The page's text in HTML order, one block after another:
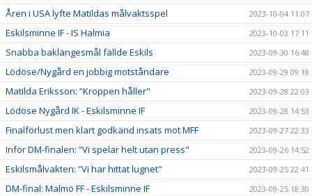
Åren i USA lyfte Matildas målvaktsspel 2023-10-04 11:07
Eskilsminne IF - IS Halmia 2023-10-03 17:11
Snabba baklängesmål fällde Eskils 2023-09-30 16:48
Lödöse/Nygård en jobbig motståndare 2023-09-29 09:18
Matilda Eriksson: ”Kroppen håller" 2023-09-28 22:03
Lödöse Nygård IK - Eskilsminne IF 2023-09-28 14:53
Finalförlust men klart godkänd insats mot MFF 2023-09-27 22:33
Inför DM-finalen: ”Vi spelar helt utan press" 2023-09-26 14:52
Eskilsmålvakten: ”Vi har hittat lugnet" 2023-09-25 22:41
DM-final: Malmö FF - Eskilsminne IF 2023-09-25 18:30